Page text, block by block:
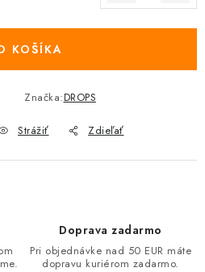
KOŠÍKA
Značka:DROPS
Strážiť Zdieľať
Doprava zadarmo
Pri objednávke nad 50 EUR máte
dopravu kuriérom zadarmo.